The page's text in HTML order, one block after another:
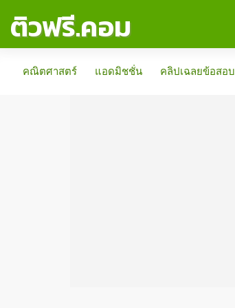
ติวฟรี.คอม
คณิตศาสตร์
แอดมิชชั่น คลิปเฉลยข้อสอบ